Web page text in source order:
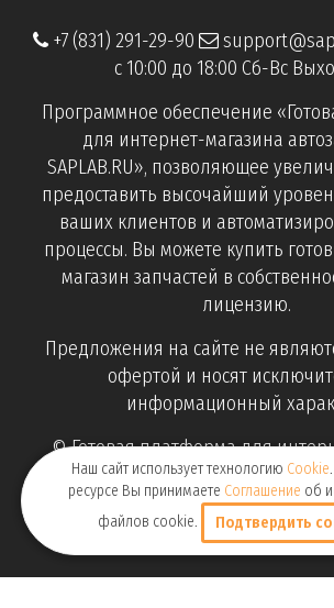
+7 (831) 291-29-90
с 10:00 до 18:00 Сб-Вс
Программное обеспечение
для интернет-магазина
SAPLAB.RU», позволяющее
предоставить высочайший
ваших клиентов и
процессы. Вы можете купить
магазин запчастей в
лицензию.
Предложения на сайте не
офертой и носят
информационный
© Готовая платформа для
автозапчастей «SAPLAB.RU»
права защищены.
Наш сайт использует технологию Cookie
ресурсе Вы принимаете Соглашение об
файлов cookie.
Подтвердить